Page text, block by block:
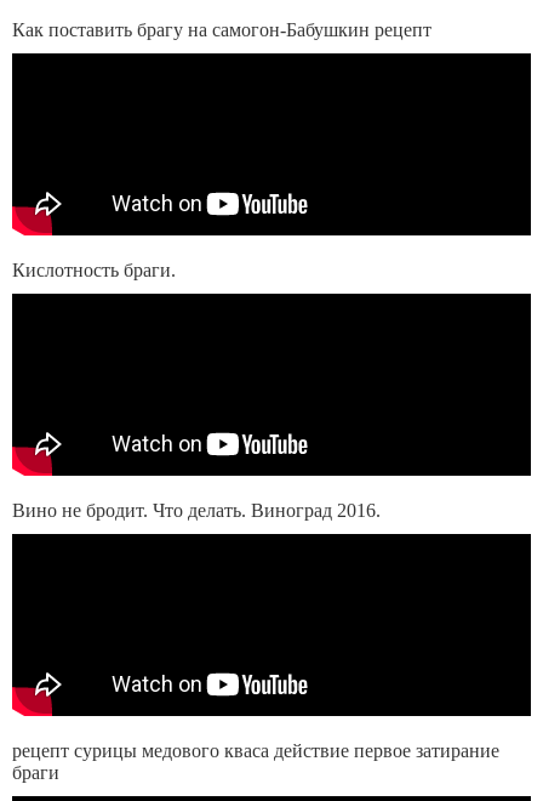
Как поставить брагу на самогон-Бабушкин рецепт
Кислотность браги.
Вино не бродит. Что делать. Виноград 2016.
рецепт сурицы медового кваса действие первое затирание
браги